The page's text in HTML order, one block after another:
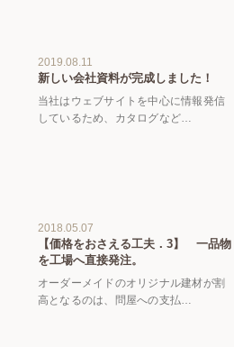
2019.08.11
新しい会社資料が完成しました！
当社はウェブサイトを中心に情報発信
しているため、カタログなど…
2018.05.07
【価格をおさえる工夫．3】 一品物
を工場へ直接発注。
オーダーメイドのオリジナル建材が割
高となるのは、問屋への支払…